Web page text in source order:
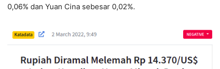
0,06% dan Yuan Cina sebesar 0,02%.